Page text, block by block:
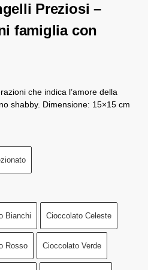
Preziosi –
famiglia con
che indica l’amore della
shabby. Dimensione: 15×15 cm
Bianchi Cioccolato Celeste
Rosso Cioccolato Verde